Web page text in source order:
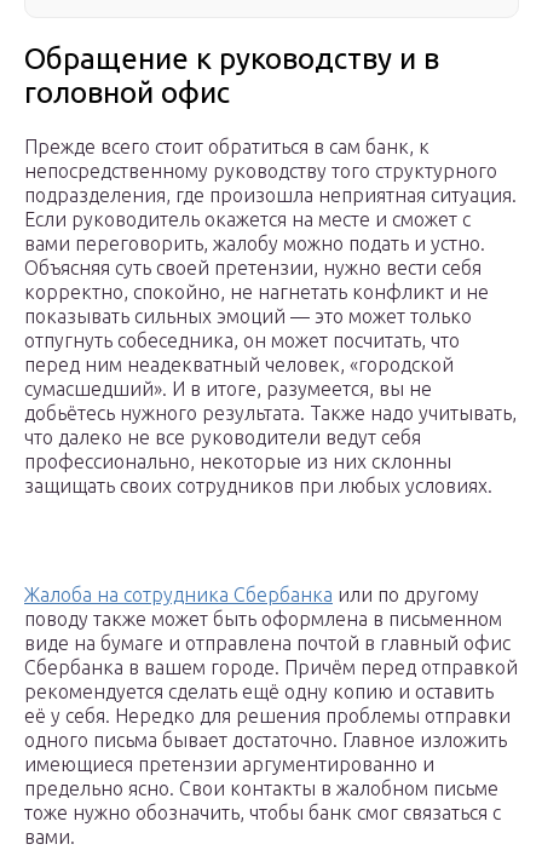
Обращение к руководству и в
головной офис
Прежде всего стоит обратиться в сам банк, к
непосредственному руководству того структурного
подразделения, где произошла неприятная ситуация.
Если руководитель окажется на месте и сможет с
вами переговорить, жалобу можно подать и устно.
Объясняя суть своей претензии, нужно вести себя
корректно, спокойно, не нагнетать конфликт и не
показывать сильных эмоций — это может только
отпугнуть собеседника, он может посчитать, что
перед ним неадекватный человек, «городской
сумасшедший». И в итоге, разумеется, вы не
добьётесь нужного результата. Также надо учитывать,
что далеко не все руководители ведут себя
профессионально, некоторые из них склонны
защищать своих сотрудников при любых условиях.
Жалоба на сотрудника Сбербанка или по другому
поводу также может быть оформлена в письменном
виде на бумаге и отправлена почтой в главный офис
Сбербанка в вашем городе. Причём перед отправкой
рекомендуется сделать ещё одну копию и оставить
её у себя. Нередко для решения проблемы отправки
одного письма бывает достаточно. Главное изложить
имеющиеся претензии аргументированно и
предельно ясно. Свои контакты в жалобном письме
тоже нужно обозначить, чтобы банк смог связаться с
вами.